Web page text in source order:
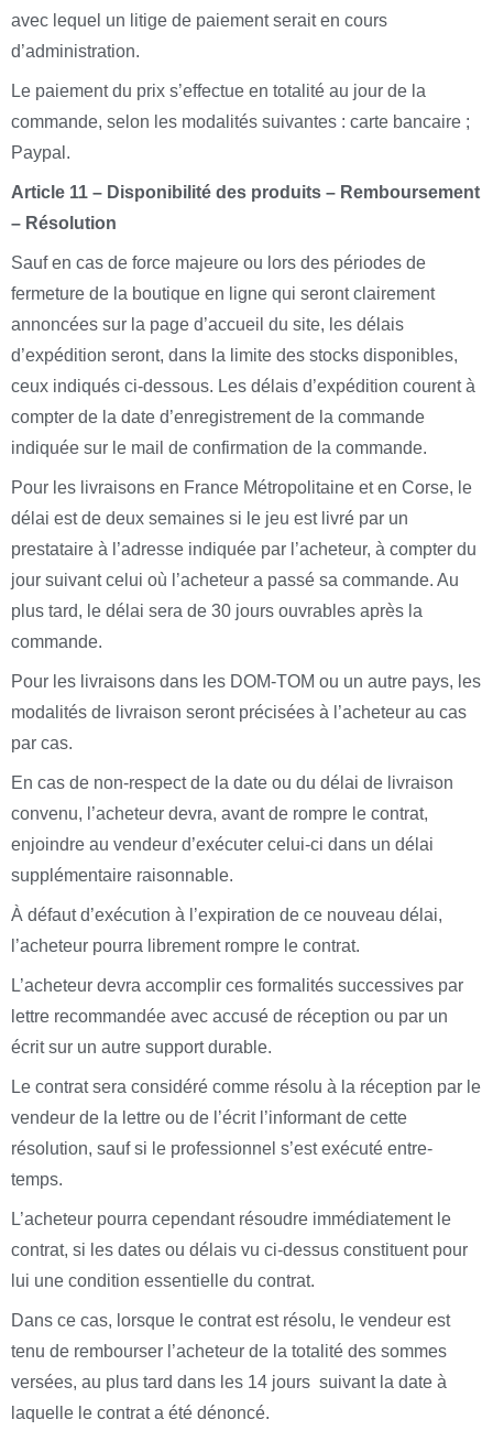
avec lequel un litige de paiement serait en cours
d’administration.
Le paiement du prix s’effectue en totalité au jour de la
commande, selon les modalités suivantes : carte bancaire ;
Paypal.
Article 11 – Disponibilité des produits – Remboursement
– Résolution
Sauf en cas de force majeure ou lors des périodes de
fermeture de la boutique en ligne qui seront clairement
annoncées sur la page d’accueil du site, les délais
d’expédition seront, dans la limite des stocks disponibles,
ceux indiqués ci-dessous. Les délais d’expédition courent à
compter de la date d’enregistrement de la commande
indiquée sur le mail de confirmation de la commande.
Pour les livraisons en France Métropolitaine et en Corse, le
délai est de deux semaines si le jeu est livré par un
prestataire à l’adresse indiquée par l’acheteur, à compter du
jour suivant celui où l’acheteur a passé sa commande. Au
plus tard, le délai sera de 30 jours ouvrables après la
commande.
Pour les livraisons dans les DOM-TOM ou un autre pays, les
modalités de livraison seront précisées à l’acheteur au cas
par cas.
En cas de non-respect de la date ou du délai de livraison
convenu, l’acheteur devra, avant de rompre le contrat,
enjoindre au vendeur d’exécuter celui-ci dans un délai
supplémentaire raisonnable.
À défaut d’exécution à l’expiration de ce nouveau délai,
l’acheteur pourra librement rompre le contrat.
L’acheteur devra accomplir ces formalités successives par
lettre recommandée avec accusé de réception ou par un
écrit sur un autre support durable.
Le contrat sera considéré comme résolu à la réception par le
vendeur de la lettre ou de l’écrit l’informant de cette
résolution, sauf si le professionnel s’est exécuté entre-
temps.
L’acheteur pourra cependant résoudre immédiatement le
contrat, si les dates ou délais vu ci-dessus constituent pour
lui une condition essentielle du contrat.
Dans ce cas, lorsque le contrat est résolu, le vendeur est
tenu de rembourser l’acheteur de la totalité des sommes
versées, au plus tard dans les 14 jours suivant la date à
laquelle le contrat a été dénoncé.